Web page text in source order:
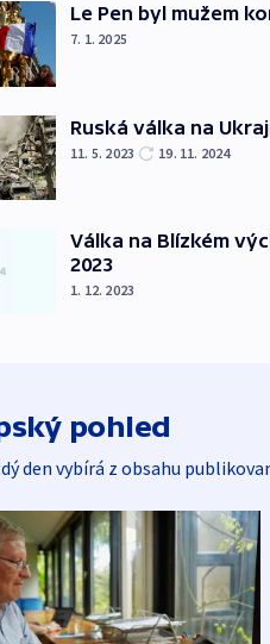
Le Pen byl mužem
7. 1. 2025
Ruská válka na
11. 5. 2023 19. 11. 2024
Válka na Blízkém
2023
1. 12. 2023
pohled
den vybírá z obsahu